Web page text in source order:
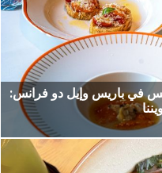
في باريس وإيل دو فرانس: